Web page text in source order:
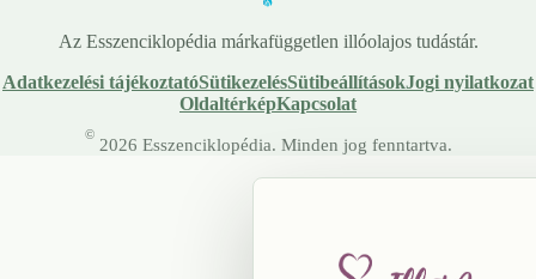
Az Esszenciklopédia márkafüggetlen illóolajos tudástár.
Adatkezelési tájékoztatóSütikezelésSütibeállításokJogi nyilatkozat
OldaltérképKapcsolat
© 2026 Esszenciklopédia. Minden jog fenntartva.